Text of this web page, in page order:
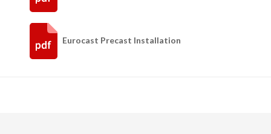
Eurocast Precast Installation